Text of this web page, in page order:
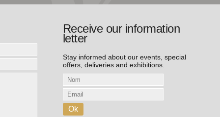
Receive our information
letter
Stay informed about our events, special
offers, deliveries and exhibitions.